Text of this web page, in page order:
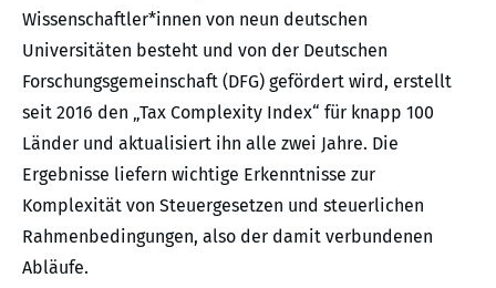
Wissenschaftler*innen von neun deutschen
Universitäten besteht und von der Deutschen
Forschungsgemeinschaft (DFG) gefördert wird, erstellt
seit 2016 den „Tax Complexity Index“ für knapp 100
Länder und aktualisiert ihn alle zwei Jahre. Die
Ergebnisse liefern wichtige Erkenntnisse zur
Komplexität von Steuergesetzen und steuerlichen
Rahmenbedingungen, also der damit verbundenen
Abläufe.